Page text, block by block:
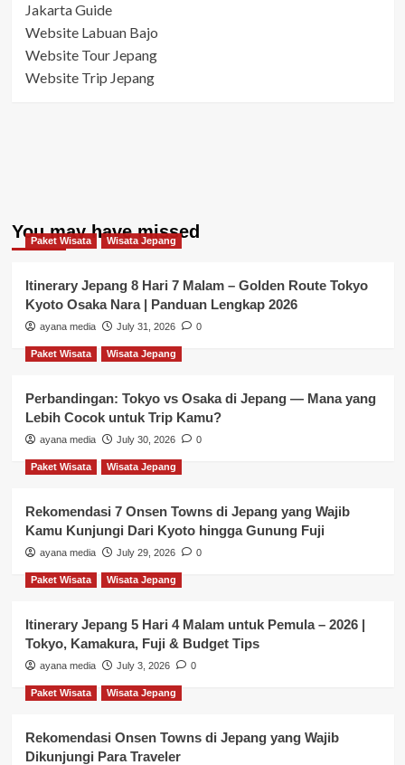
Jakarta Guide
Website Labuan Bajo
Website Tour Jepang
Website Trip Jepang
You may have missed
Paket Wisata Wisata Jepang
Itinerary Jepang 8 Hari 7 Malam – Golden Route Tokyo
Kyoto Osaka Nara | Panduan Lengkap 2026
ayana media July 31, 2026 0
Paket Wisata Wisata Jepang
Perbandingan: Tokyo vs Osaka di Jepang — Mana yang
Lebih Cocok untuk Trip Kamu?
ayana media July 30, 2026 0
Paket Wisata Wisata Jepang
Rekomendasi 7 Onsen Towns di Jepang yang Wajib
Kamu Kunjungi Dari Kyoto hingga Gunung Fuji
ayana media July 29, 2026 0
Paket Wisata Wisata Jepang
Itinerary Jepang 5 Hari 4 Malam untuk Pemula – 2026 |
Tokyo, Kamakura, Fuji & Budget Tips
ayana media July 3, 2026 0
Paket Wisata Wisata Jepang
Rekomendasi Onsen Towns di Jepang yang Wajib
Dikunjungi Para Traveler